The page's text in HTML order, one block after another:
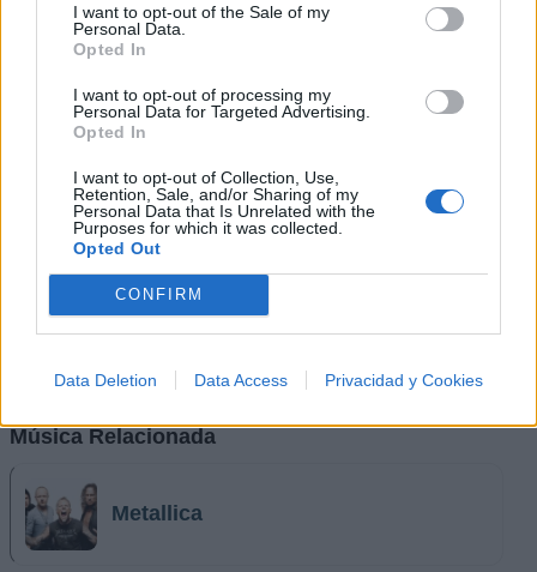
I want to opt-out of the Sale of my
Personal Data.
Opted In
I want to opt-out of processing my
Personal Data for Targeted Advertising.
Opted In
I want to opt-out of Collection, Use,
Retention, Sale, and/or Sharing of my
Personal Data that Is Unrelated with the
Purposes for which it was collected.
Opted Out
CONFIRM
Data Deletion Data Access Privacidad y Cookies
Música Relacionada
Metallica